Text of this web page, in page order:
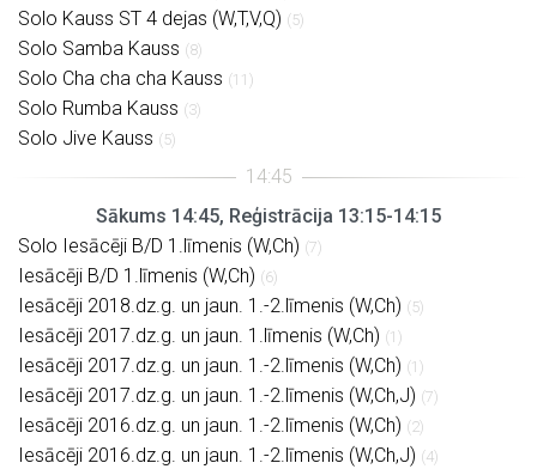
Solo Kauss ST 4 dejas (W,T,V,Q) (5)
Solo Samba Kauss (8)
Solo Cha cha cha Kauss (11)
Solo Rumba Kauss (3)
Solo Jive Kauss (5)
Sākums 14:45, Reģistrācija 13:15-14:15
Solo Iesācēji B/D 1.līmenis (W,Ch) (7)
Iesācēji B/D 1.līmenis (W,Ch) (6)
Iesācēji 2018.dz.g. un jaun. 1.-2.līmenis (W,Ch) (5)
Iesācēji 2017.dz.g. un jaun. 1.līmenis (W,Ch) (1)
Iesācēji 2017.dz.g. un jaun. 1.-2.līmenis (W,Ch) (1)
Iesācēji 2017.dz.g. un jaun. 1.-2.līmenis (W,Ch,J) (7)
Iesācēji 2016.dz.g. un jaun. 1.-2.līmenis (W,Ch) (2)
Iesācēji 2016.dz.g. un jaun. 1.-2.līmenis (W,Ch,J) (4)